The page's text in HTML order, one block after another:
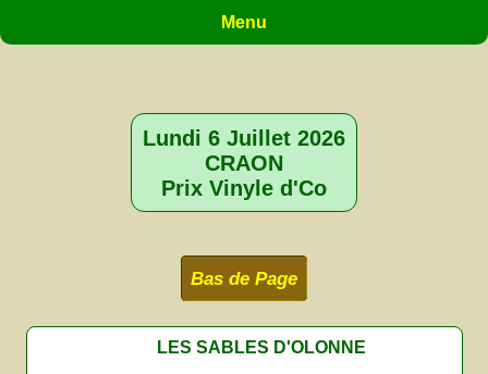
Menu
Lundi 6 Juillet 2026
CRAON
Prix Vinyle d'Co
Bas de Page
LES SABLES D'OLONNE